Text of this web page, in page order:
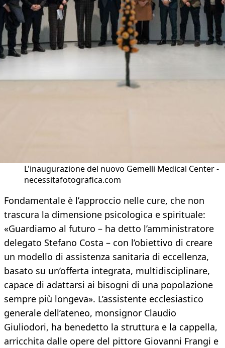
L'inaugurazione del nuovo Gemelli Medical Center -
necessitafotografica.com
Fondamentale è l’approccio nelle cure, che non
trascura la dimensione psicologica e spirituale:
«Guardiamo al futuro – ha detto l’amministratore
delegato Stefano Costa – con l’obiettivo di creare
un modello di assistenza sanitaria di eccellenza,
basato su un’offerta integrata, multidisciplinare,
capace di adattarsi ai bisogni di una popolazione
sempre più longeva». L’assistente ecclesiastico
generale dell’ateneo, monsignor Claudio
Giuliodori, ha benedetto la struttura e la cappella,
arricchita dalle opere del pittore Giovanni Frangi e